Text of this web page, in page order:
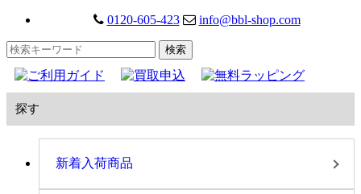
0120-605-423 info@bbl-shop.com
探す
新着入荷商品